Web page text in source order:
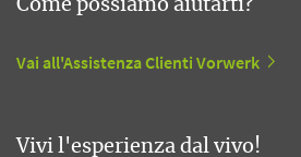
Come possiamo aiutarti?
Vai all'Assistenza Clienti Vorwerk
Vivi l'esperienza dal vivo!